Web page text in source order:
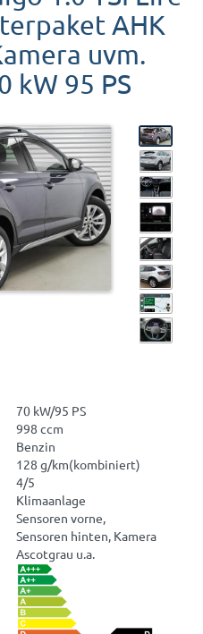
AHK
uvm.
kW 95 PS
70 kW/95 PS
998 ccm
Benzin
128 g/km(kombiniert)
4/5
Klimaanlage
Sensoren vorne,
Sensoren hinten, Kamera
Ascotgrau u.a.